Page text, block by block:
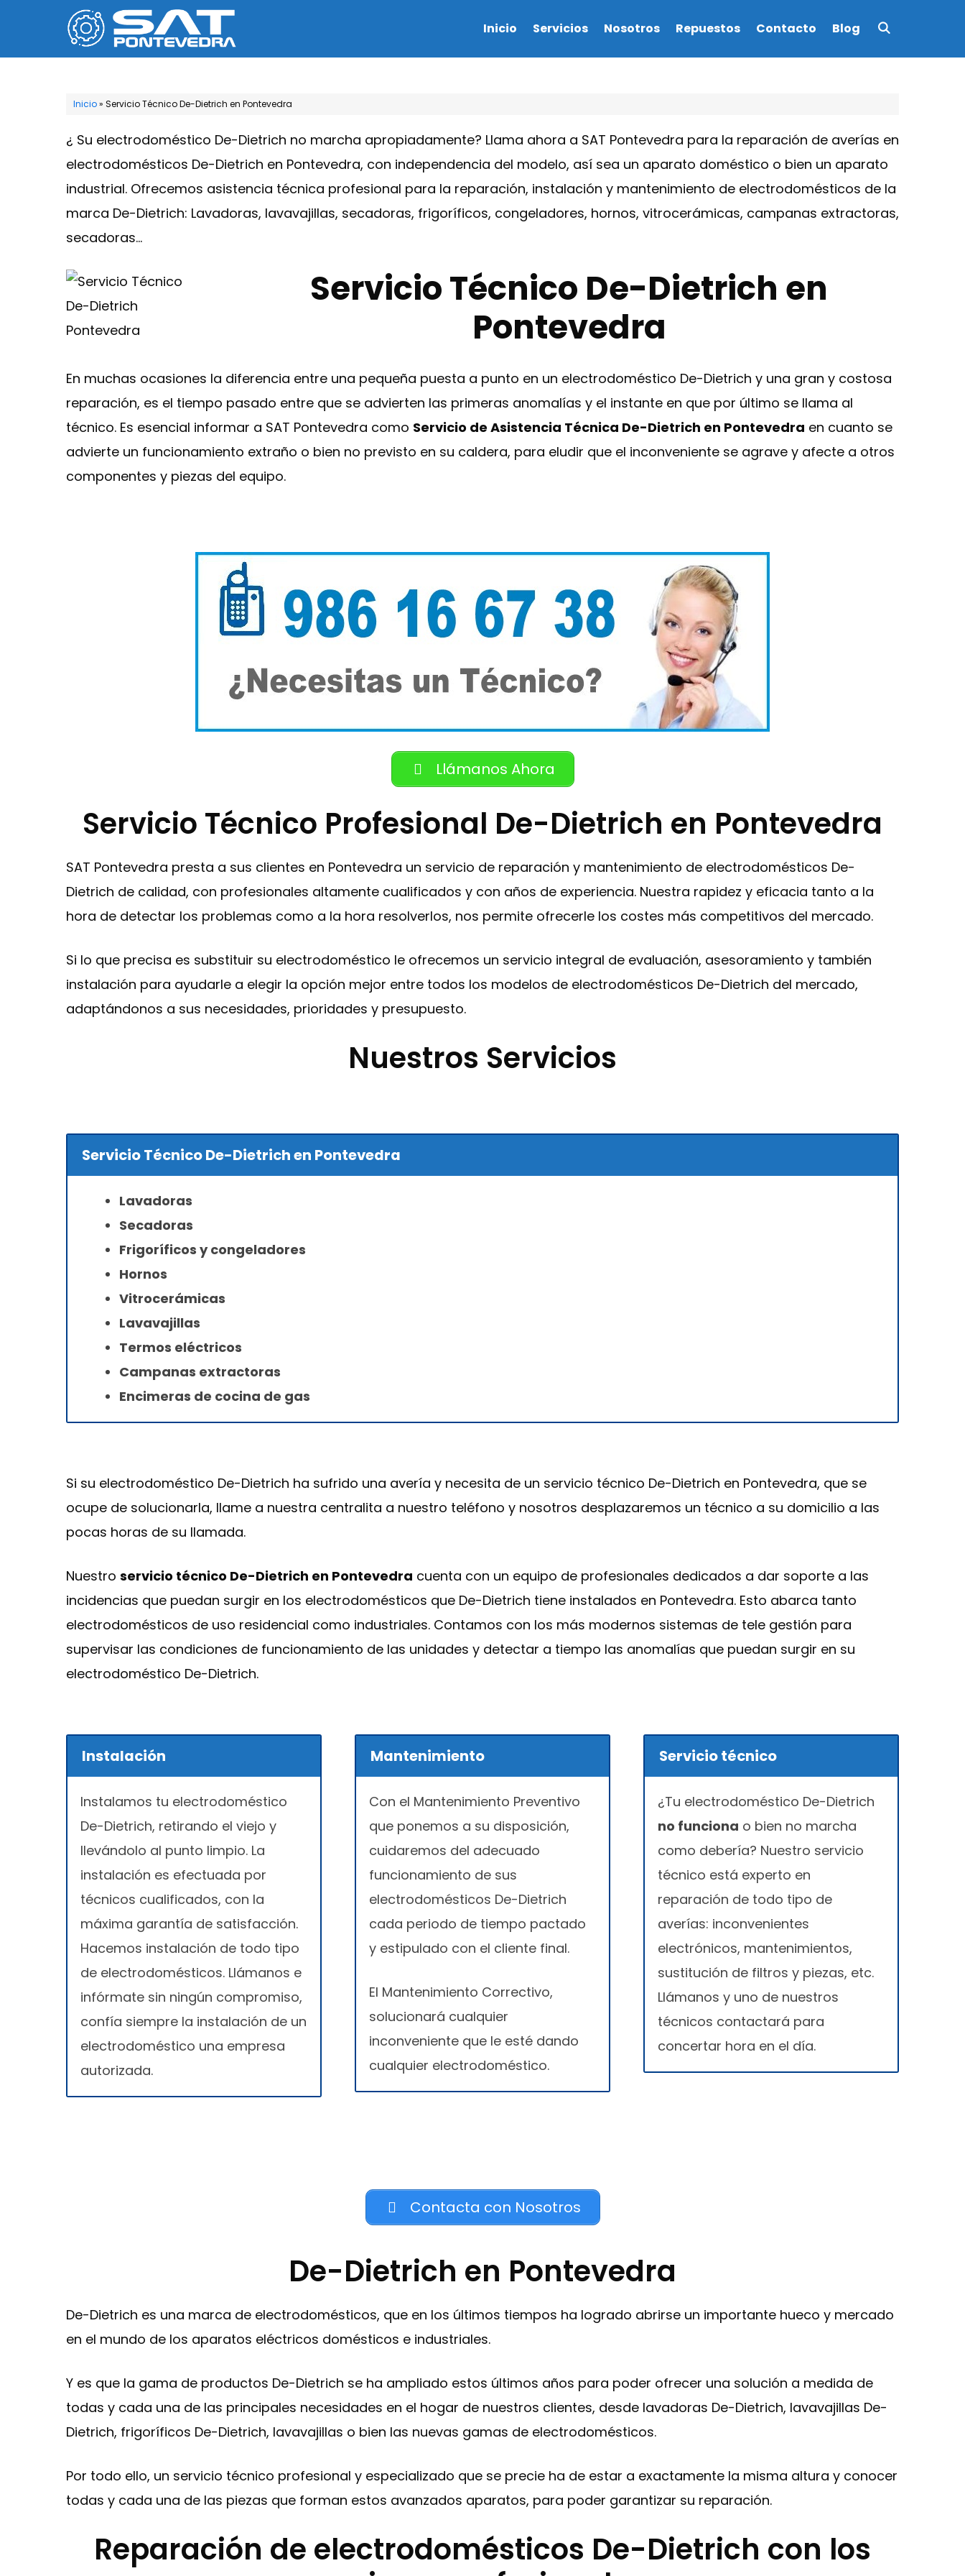
contenido
Inicio Servicios Nosotros Repuestos Contacto Blog
Inicio» Servicio Técnico De-Dietrich en Pontevedra
¿ Su electrodoméstico De-Dietrich no marcha apropiadamente? Llama ahora a SAT Pontevedra para la reparación de averías en
electrodomésticos De-Dietrich en Pontevedra, con independencia del modelo, así sea un aparato doméstico o bien un aparato
industrial. Ofrecemos asistencia técnica profesional para la reparación, instalación y mantenimiento de electrodomésticos de la
marca De-Dietrich: Lavadoras, lavavajillas, secadoras, frigoríficos, congeladores, hornos, vitrocerámicas, campanas extractoras,
secadoras…
Servicio Técnico De-Dietrich en
Pontevedra
En muchas ocasiones la diferencia entre una pequeña puesta a punto en un electrodoméstico De-Dietrich y una gran y costosa
reparación, es el tiempo pasado entre que se advierten las primeras anomalías y el instante en que por último se llama al
técnico. Es esencial informar a SAT Pontevedra como Servicio de Asistencia Técnica De-Dietrich en Pontevedra en cuanto se
advierte un funcionamiento extraño o bien no previsto en su caldera, para eludir que el inconveniente se agrave y afecte a otros
componentes y piezas del equipo.
Llámanos Ahora
Servicio Técnico Profesional De-Dietrich en Pontevedra
SAT Pontevedra presta a sus clientes en Pontevedra un servicio de reparación y mantenimiento de electrodomésticos De-
Dietrich de calidad, con profesionales altamente cualificados y con años de experiencia. Nuestra rapidez y eficacia tanto a la
hora de detectar los problemas como a la hora resolverlos, nos permite ofrecerle los costes más competitivos del mercado.
Si lo que precisa es substituir su electrodoméstico le ofrecemos un servicio integral de evaluación, asesoramiento y también
instalación para ayudarle a elegir la opción mejor entre todos los modelos de electrodomésticos De-Dietrich del mercado,
adaptándonos a sus necesidades, prioridades y presupuesto.
Nuestros Servicios
Servicio Técnico De-Dietrich en Pontevedra
Lavadoras
Secadoras
Frigoríficos y congeladores
Hornos
Vitrocerámicas
Lavavajillas
Termos eléctricos
Campanas extractoras
Encimeras de cocina de gas
Si su electrodoméstico De-Dietrich ha sufrido una avería y necesita de un servicio técnico De-Dietrich en Pontevedra, que se
ocupe de solucionarla, llame a nuestra centralita a nuestro teléfono y nosotros desplazaremos un técnico a su domicilio a las
pocas horas de su llamada.
Nuestro servicio técnico De-Dietrich en Pontevedra cuenta con un equipo de profesionales dedicados a dar soporte a las
incidencias que puedan surgir en los electrodomésticos que De-Dietrich tiene instalados en Pontevedra. Esto abarca tanto
electrodomésticos de uso residencial como industriales. Contamos con los más modernos sistemas de tele gestión para
supervisar las condiciones de funcionamiento de las unidades y detectar a tiempo las anomalías que puedan surgir en su
electrodoméstico De-Dietrich.
Instalación
Instalamos tu electrodoméstico
De-Dietrich, retirando el viejo y
llevándolo al punto limpio. La
instalación es efectuada por
técnicos cualificados, con la
máxima garantía de satisfacción.
Hacemos instalación de todo tipo
de electrodomésticos. Llámanos e
infórmate sin ningún compromiso,
confía siempre la instalación de un
electrodoméstico una empresa
autorizada.
Mantenimiento
Con el Mantenimiento Preventivo
que ponemos a su disposición,
cuidaremos del adecuado
funcionamiento de sus
electrodomésticos De-Dietrich
cada periodo de tiempo pactado
y estipulado con el cliente final.
El Mantenimiento Correctivo,
solucionará cualquier
inconveniente que le esté dando
cualquier electrodoméstico.
Servicio técnico
¿Tu electrodoméstico De-Dietrich
no funciona o bien no marcha
como debería? Nuestro servicio
técnico está experto en
reparación de todo tipo de
averías: inconvenientes
electrónicos, mantenimientos,
sustitución de filtros y piezas, etc.
Llámanos y uno de nuestros
técnicos contactará para
concertar hora en el día.
Contacta con Nosotros
De-Dietrich en Pontevedra
De-Dietrich es una marca de electrodomésticos, que en los últimos tiempos ha logrado abrirse un importante hueco y mercado
en el mundo de los aparatos eléctricos domésticos e industriales.
Y es que la gama de productos De-Dietrich se ha ampliado estos últimos años para poder ofrecer una solución a medida de
todas y cada una de las principales necesidades en el hogar de nuestros clientes, desde lavadoras De-Dietrich, lavavajillas De-
Dietrich, frigoríficos De-Dietrich, lavavajillas o bien las nuevas gamas de electrodomésticos.
Por todo ello, un servicio técnico profesional y especializado que se precie ha de estar a exactamente la misma altura y conocer
todas y cada una de las piezas que forman estos avanzados aparatos, para poder garantizar su reparación.
Reparación de electrodomésticos De-Dietrich con los